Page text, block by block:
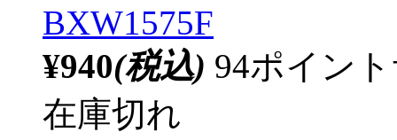
BXW1575F
¥940(税込) 94ポイン
在庫切れ